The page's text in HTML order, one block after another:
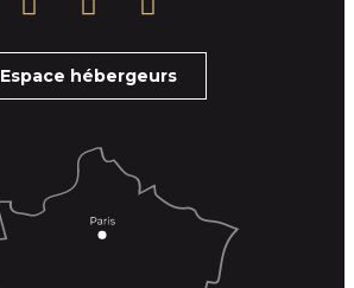
Espace hébergeurs